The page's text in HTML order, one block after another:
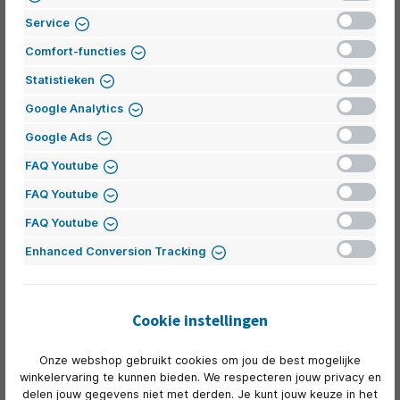
gereedschap met elkaar worden verbonden en individueel
worden vormgegeven dankzij de grote keuze aan kleuren
en materialen.
Reefs - maximaal modulair
Reefs – MM is geïnspireerd op de oneindige veelzijdigheid
van de onderwaterwereld. De modulaire constructie van
het systeem biedt de mogelijkheid voor allerlei individuele
configuraties – van moderne golf-, slak-, vis-à-vis- of in-
line-opstellingen tot een klassieke vergadersituatie met
Met zijn organische vorm en comfortabele stoffering past
de Fiore Club net zo goed in een moderne
Service
Comfort-functies
Statistieken
Google Analytics
Google Ads
FAQ Youtube
FAQ Youtube
FAQ Youtube
Enhanced Conversion Tracking
Cookie instellingen
Onze webshop gebruikt cookies om jou de best mogelijke
winkelervaring te kunnen bieden. We respecteren jouw privacy en
delen jouw gegevens niet met derden. Je kunt jouw keuze in het